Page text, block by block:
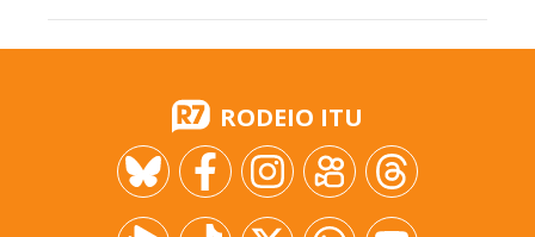
RODEIO ITU